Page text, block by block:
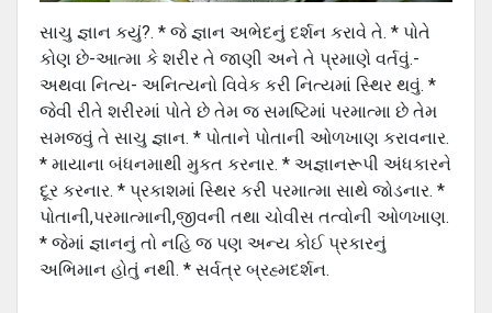
સાચુ જ્ઞાન કયું?. * જે જ્ઞાન અભેદનું દર્શન કરાવે તે. * પોતે
કોણ છે-આત્મા કે શરીર તે જાણી અને તે પ્રમાણે વર્તવું.-
અથવા નિત્ય- અનિત્યનો વિવેક કરી નિત્યમાં સ્થિર થવું. *
જેવી રીતે શરીરમાં પોતે છે તેમ જ સમષ્ટિમાં પરમાત્મા છે તેમ
સમજવું તે સાચુ જ્ઞાન. * પોતાને પોતાની ઓળખાણ કરાવનાર.
* માયાના બંધનમાથી મુકત કરનાર. * અજ્ઞાનરૂપી અંધકારને
દૂર કરનાર. * પ્રકાશમાં સ્થિર કરી પરમાત્મા સાથે જોડનાર. *
પોતાની,પરમાત્માની,જીવની તથા ચોવીસ તત્વોની ઓળખાણ.
* જેમાં જ્ઞાનનું તો નહિ જ પણ અન્ય કોઈ પ્રકારનું
અભિમાન હોતું નથી. * સર્વત્ર બ્રહ્મદર્શન.